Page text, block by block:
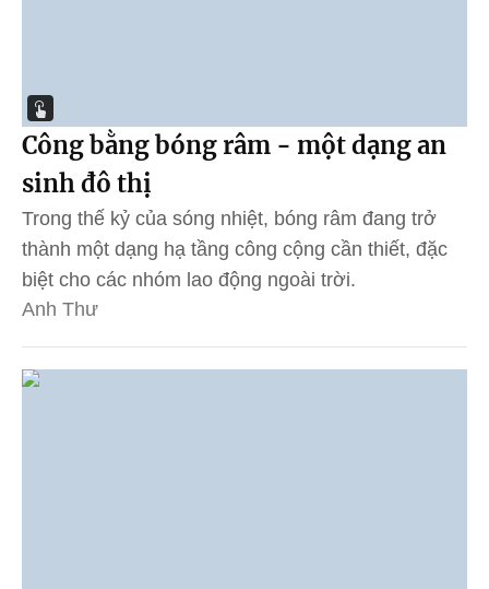
Công bằng bóng râm - một dạng an
sinh đô thị
Trong thế kỷ của sóng nhiệt, bóng râm đang trở
thành một dạng hạ tầng công cộng cần thiết, đặc
biệt cho các nhóm lao động ngoài trời.
Anh Thư